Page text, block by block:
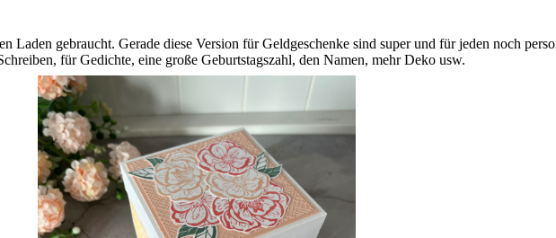
Laden gebraucht. Gerade diese Version für Geldgeschenke sind super und für jeden noch
für Gedichte, eine große Geburtstagszahl, den Namen, mehr Deko usw.